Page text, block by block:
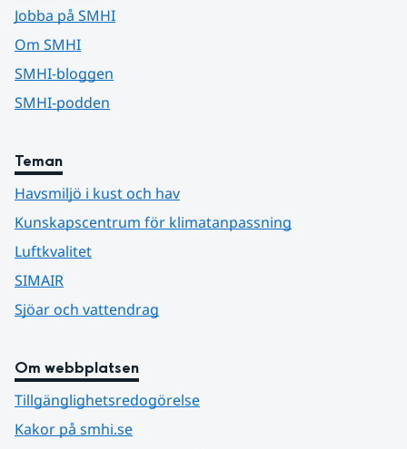
Jobba på SMHI
Om SMHI
SMHI-bloggen
SMHI-podden
Teman
Havsmiljö i kust och hav
Kunskapscentrum för klimatanpassning
Luftkvalitet
SIMAIR
Sjöar och vattendrag
Om webbplatsen
Tillgänglighetsredogörelse
Kakor på smhi.se